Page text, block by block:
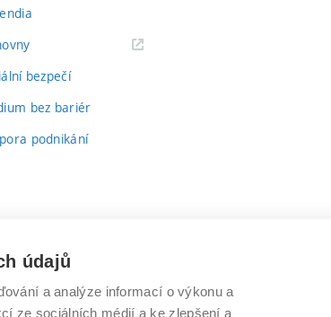
(externí
bezpečí
bez bariér
podnikání
UČENÍ TECHNICKÉ V BRNĚ
údajů
a analýze informací o výkonu a
ze sociálních médií a ke zlepšení a